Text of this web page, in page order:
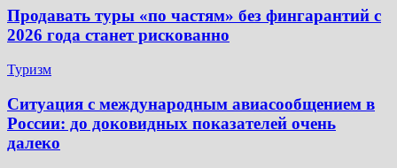
Продавать туры «по частям» без фингарантий с
2026 года станет рискованно
Туризм
Ситуация с международным авиасообщением в
России: до доковидных показателей очень
далеко